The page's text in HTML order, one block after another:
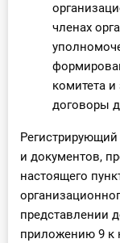
членах
комитета
договоры
и документов,
настоящего
представлении
приложению 9 к